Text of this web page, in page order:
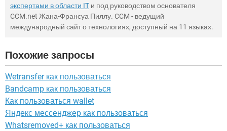
экспертами в области IT и под руководством основателя
CCM.net Жана-Франсуа Пиллу. CCM - ведущий
международный сайт о технологиях, доступный на 11 языках.
Похожие запросы
Wetransfer как пользоваться
Bandcamp как пользоваться
Как пользоваться wallet
Яндекс мессенджер как пользоваться
Whatsremoved+ как пользоваться